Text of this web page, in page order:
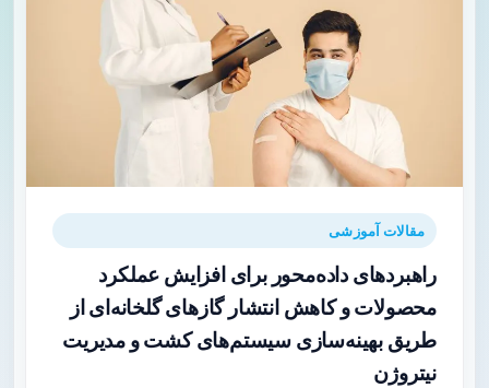
مقالات آموزشی
راهبردهای داده‌محور برای افزایش عملکرد
محصولات و کاهش انتشار گازهای گلخانه‌ای از
طریق بهینه‌سازی سیستم‌های کشت و مدیریت
نیتروژن